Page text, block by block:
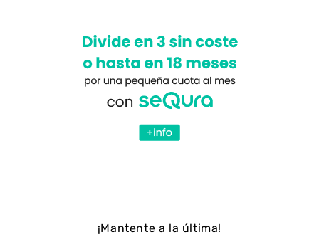
¡Mantente a la última!